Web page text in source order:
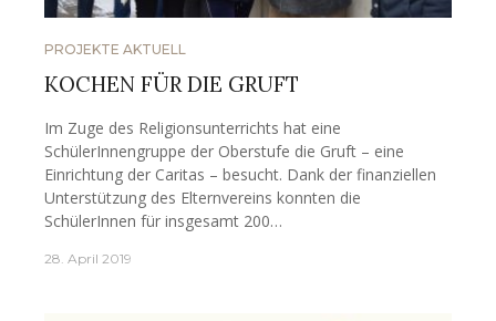
PROJEKTE AKTUELL
KOCHEN FÜR DIE GRUFT
Im Zuge des Religionsunterrichts hat eine
SchülerInnengruppe der Oberstufe die Gruft – eine
Einrichtung der Caritas – besucht. Dank der finanziellen
Unterstützung des Elternvereins konnten die
SchülerInnen für insgesamt 200…
28. April 2019